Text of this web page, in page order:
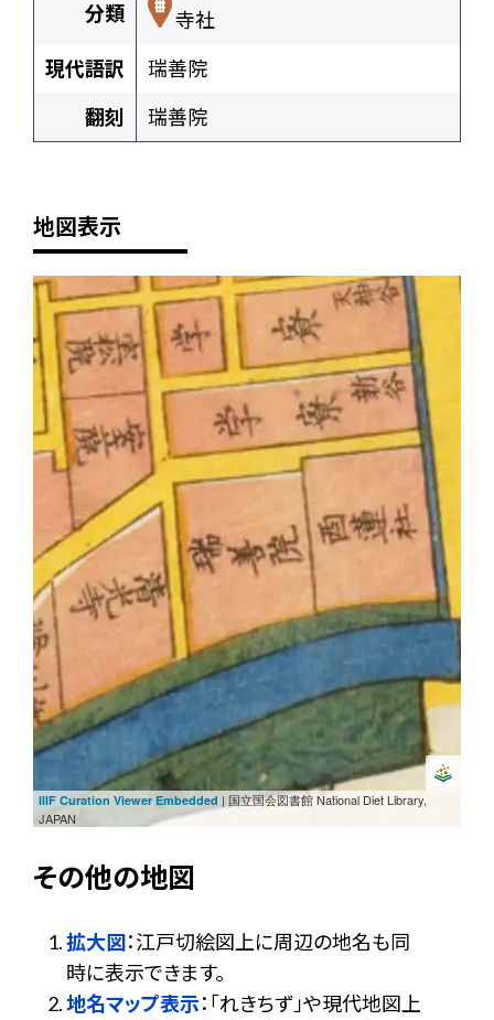
分類
寺社
現代語訳
瑞善院
翻刻
瑞善院
地図表示
+
-
IIIF Curation Viewer Embedded | 国立国会図書館 National Diet Library,
JAPAN
その他の地図
拡大図：江戸切絵図上に周辺の地名も同
時に表示できます。
地名マップ表示：「れきちず」や現代地図上